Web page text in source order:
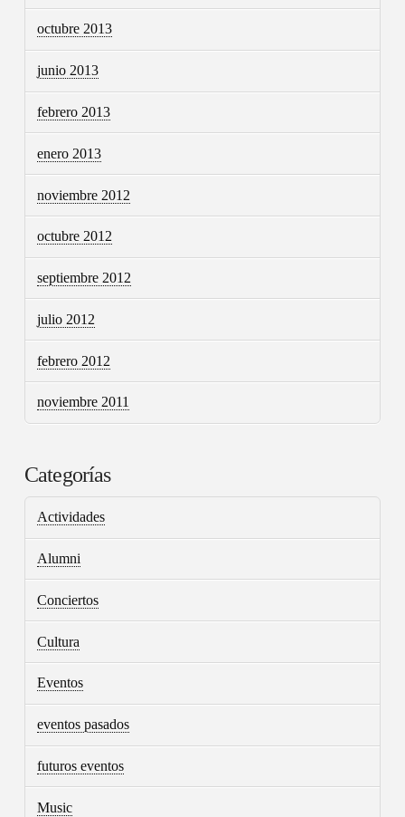
octubre 2013
junio 2013
febrero 2013
enero 2013
noviembre 2012
octubre 2012
septiembre 2012
julio 2012
febrero 2012
noviembre 2011
Categorías
Actividades
Alumni
Conciertos
Cultura
Eventos
eventos pasados
futuros eventos
Music